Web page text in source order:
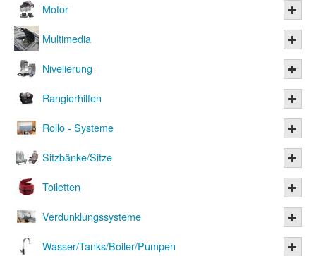
Motor
Multimedia
Nivelierung
Rangierhilfen
Rollo - Systeme
Sitzbänke/Sitze
Toiletten
Verdunklungssysteme
Wasser/Tanks/Boiler/Pumpen